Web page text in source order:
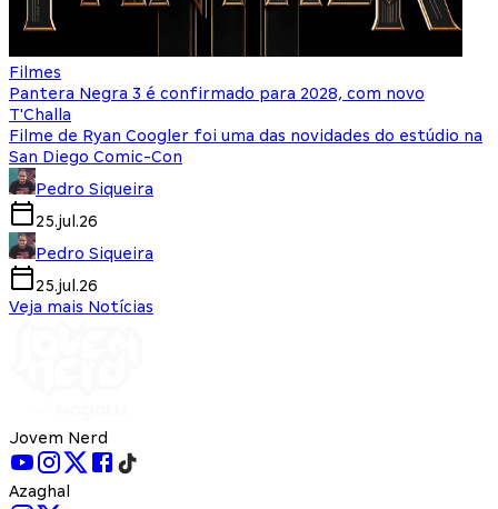
Filmes
Pantera Negra 3 é confirmado para 2028, com novo
T'Challa
Filme de Ryan Coogler foi uma das novidades do estúdio na
San Diego Comic-Con
Pedro Siqueira
25.jul.26
Pedro Siqueira
25.jul.26
Veja mais Notícias
Jovem Nerd
Azaghal